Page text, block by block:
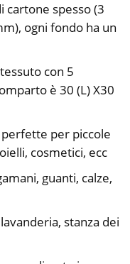
cartone spesso (3
ogni fondo ha un
con 5
è 30 (L) X30
perfette per piccole
cosmetici, ecc
guanti, calze,
stanza dei